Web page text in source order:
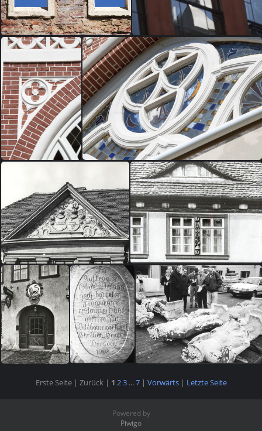
Erste Seite | Zurück | 1 23...7 | Vorwärts | Letzte Seite
Powered by
Piwigo